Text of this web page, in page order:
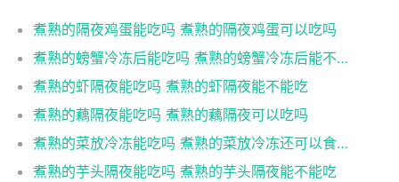
煮熟的隔夜鸡蛋能吃吗 煮熟的隔夜鸡蛋可以吃吗
煮熟的螃蟹冷冻后能吃吗 煮熟的螃蟹冷冻后能不能吃
煮熟的虾隔夜能吃吗 煮熟的虾隔夜能不能吃
煮熟的藕隔夜能吃吗 煮熟的藕隔夜可以吃吗
煮熟的菜放冷冻能吃吗 煮熟的菜放冷冻还可以食用吗
煮熟的芋头隔夜能吃吗 煮熟的芋头隔夜能不能吃